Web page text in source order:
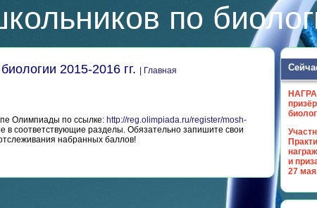
по
2015-2016 гг. | Главная
Олимпиады по ссылке: http://reg.olimpiada.ru/register/mosh-
соответствующие разделы. Обязательно запишите свои
набранных баллов!
и
27